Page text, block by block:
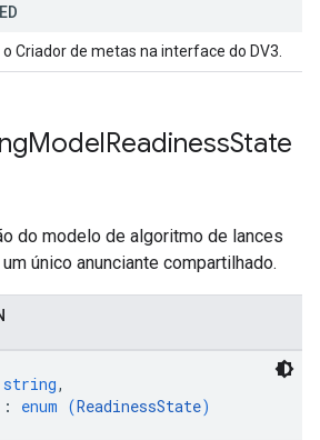
Criador de metas na interface do DV3.
ModelReadinessState
do modelo de algoritmo de lances
único anunciante compartilhado.
string,
: enum (ReadinessState)